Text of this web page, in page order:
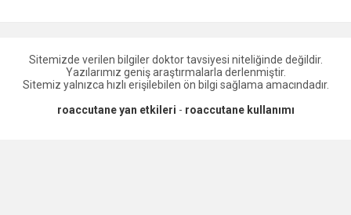
Sitemizde verilen bilgiler doktor tavsiyesi niteliğinde değildir.
Yazılarımız geniş araştırmalarla derlenmiştir.
Sitemiz yalnızca hızlı erişilebilen ön bilgi sağlama amacındadır.
roaccutane yan etkileri - roaccutane kullanımı